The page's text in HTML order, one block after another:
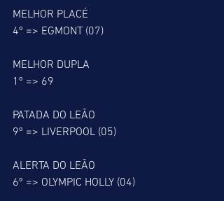
MELHOR PLACÉ
4º => EGMONT (07)
MELHOR DUPLA
1º => 69
PATADA DO LEÃO
9º => LIVERPOOL (05)
ALERTA DO LEÃO
6º => OLYMPIC HOLLY (04)